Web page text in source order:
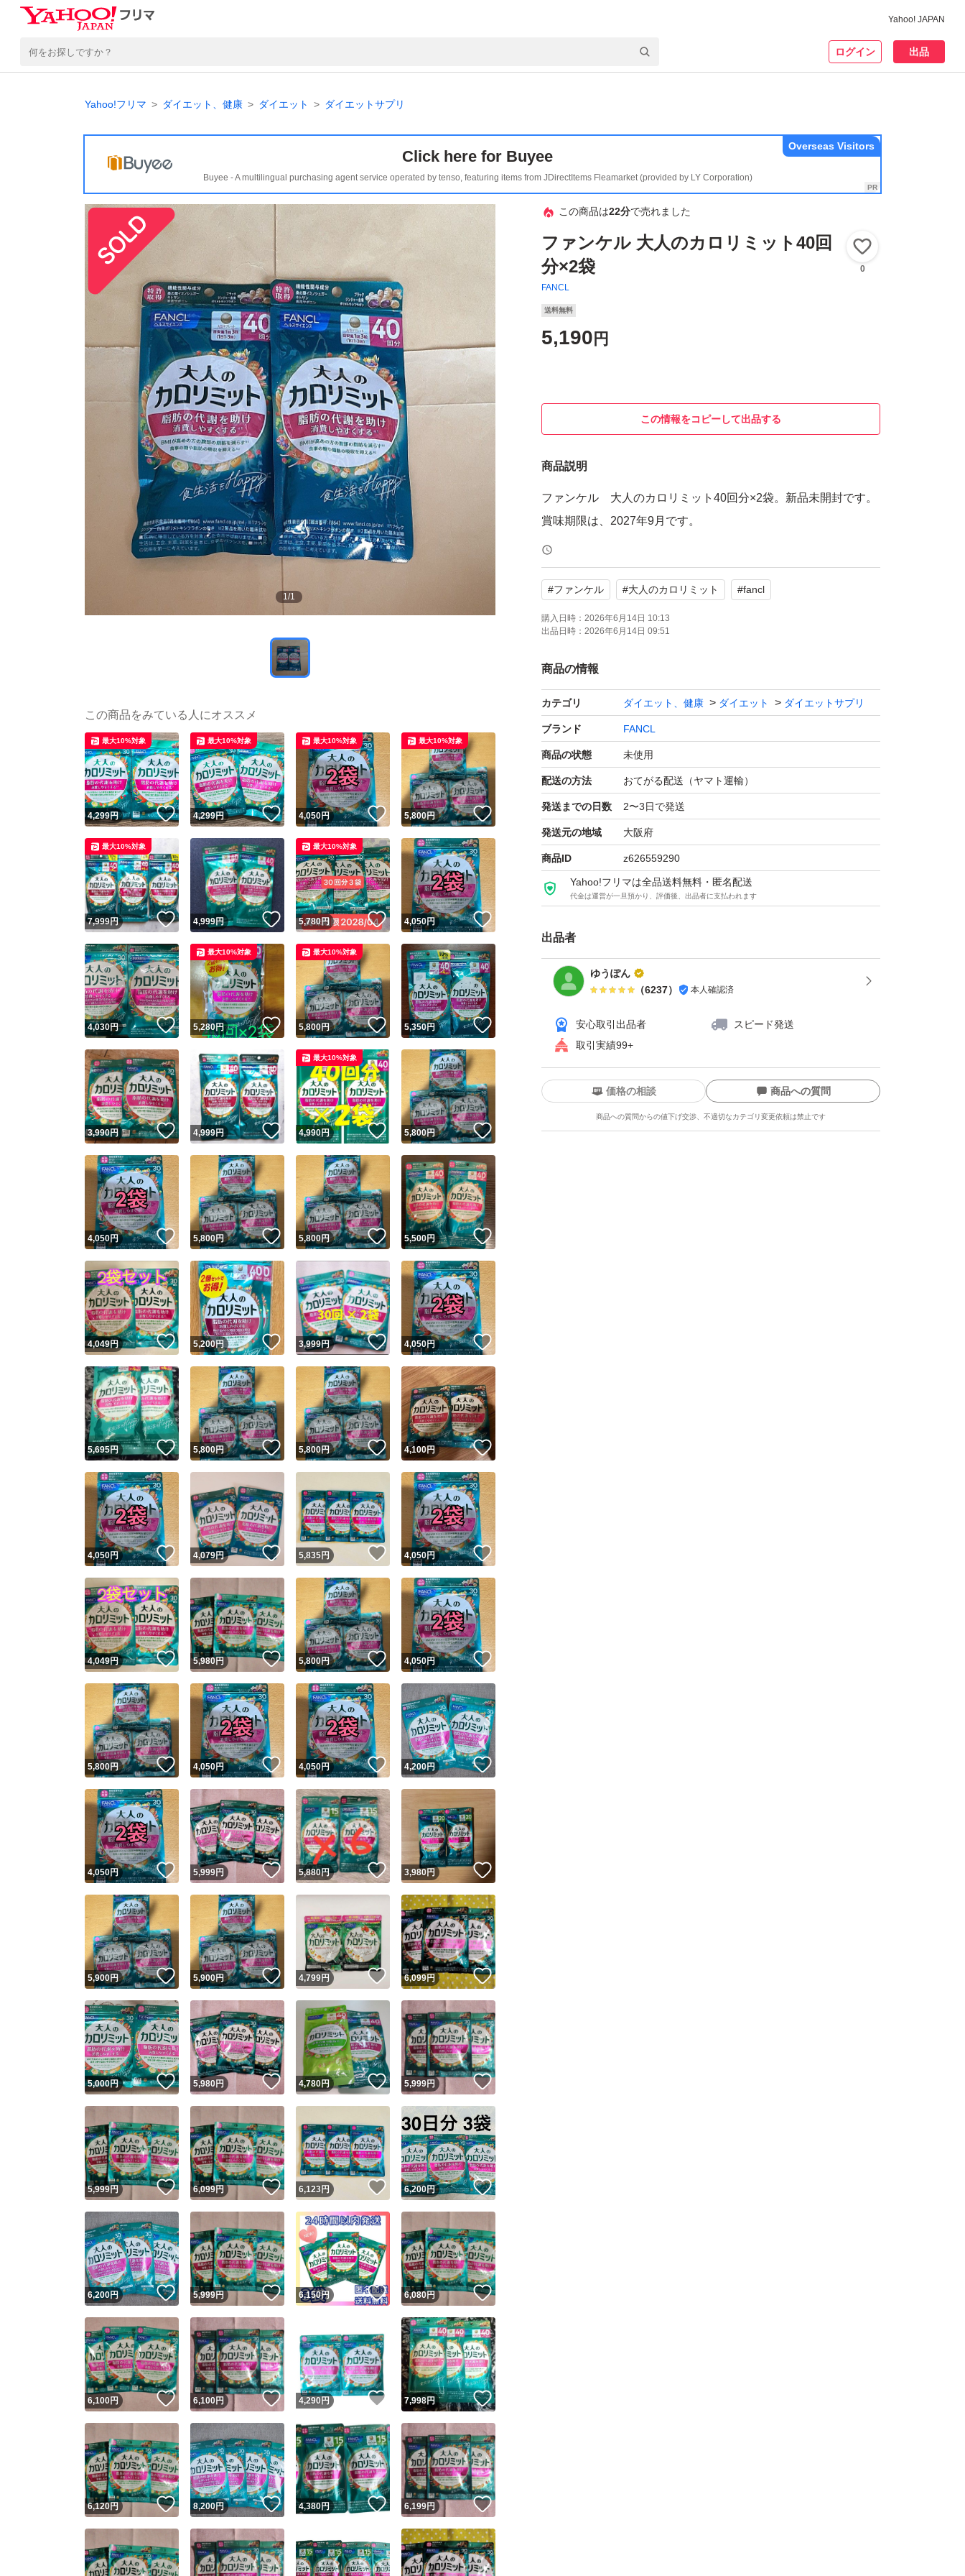
Yahoo! JAPAN
ログイン 出品
Yahoo!フリマ ダイエット、健康 ダイエット ダイエットサプリ
Click here for Buyee
Buyee - A multilingual purchasing agent service operated by tenso, featuring items from JDirectItems Fleamarket (provided by LY Corporation)
Overseas Visitors
1/1
この商品は22分で売れました
ファンケル 大人のカロリミット40回
分×2袋
FANCL
0
送料無料
5,190 円
この情報をコピーして出品する
商品説明
ファンケル 大人のカロリミット40回分×2袋。新品未開封です。
賞味期限は、2027年9月です。
#ファンケル #大人のカロリミット #fancl
購入日時： 2026年6月14日 10:13
出品日時： 2026年6月14日 09:51
商品の情報
カテゴリ ダイエット、健康 ダイエット ダイエットサプリ
ブランド FANCL
商品の状態 未使用
配送の方法 おてがる配送（ヤマト運輸）
発送までの日数 2〜3日で発送
発送元の地域 大阪府
商品ID z626559290
Yahoo!フリマは全品送料無料・匿名配送
代金は運営が一旦預かり、評価後、出品者に支払われます
出品者
ゆうぽん
（6237） 本人確認済
安心取引出品者
スピード発送
取引実績99+
ユーザーの実績について
Yahoo!フリマが定めた一定の基準を満たしたユーザーにバッジを付与しています
安心取引出品者
安心取引出品者 Yahoo!フリマの基準をクリアした安心・安全なユーザーです
取引実績
取引実績◯+ このユーザーはYahoo!フリマの取引を完了させた実績があります
他フリマ実績◯+ このユーザーは他フリマサービスでの取引実績があります
スピード&安心発送
※このバッジは実績に基づく表示であり、発送を保証しているものではありません
スピード＆安心発送
このユーザーは高頻度で24時間以内＆設定した発送日数内に発送してい
ます
スピード発送 このユーザーは高頻度で24時間以内に発送しています
安心発送 このユーザーは設定した発送日数内に発送しています
価格の相談 商品への質問
商品への質問からの値下げ交渉、不適切なカテゴリ変更依頼は禁止です
この商品の情報をコピーします
商品画像の 無断転載は禁止されています
コピーは1商品につき1回です
出品ページへ
キャンセル
この商品をみている人にオススメ
4,299円 いいね！
最大10%対象
4,299円 いいね！
最大10%対象
4,050円 いいね！
最大10%対象
5,800円
最大10%対象
7,999円 いいね！
最大10%対象
4,999円 いいね！
5,780円 いいね！
最大10%対象
4,050円 いいね！
4,030円 いいね！
5,280円 いいね！
最大10%対象
5,800円 いいね！
最大10%対象
5,350円
3,990円 いいね！
4,999円 いいね！
4,990円 いいね！
最大10%対象
5,800円
4,050円 いいね！
5,800円 いいね！
5,800円 いいね！
5,500円 いいね！
4,049円 いいね！
5,200円 いいね！
3,999円 いいね！
4,050円 いいね！
5,695円 いいね！
5,800円 いいね！
5,800円 いいね！
4,100円
4,050円 いいね！
4,079円 いいね！
5,835円 いいね！
4,050円 いいね！
4,049円 いいね！
5,980円 いいね！
5,800円 いいね！
4,050円 いいね！
5,800円 いいね！
4,050円 いいね！
4,050円 いいね！
4,200円 いいね！
4,050円 いいね！
5,999円 いいね！
5,880円 いいね！
3,980円
5,900円 いいね！
5,900円 いいね！
4,799円 いいね！
6,099円 いいね！
5,000円 いいね！
5,980円 いいね！
4,780円 いいね！
5,999円 いいね！
5,999円 いいね！
6,099円 いいね！
6,123円 いいね！
6,200円 いいね！
6,200円 いいね！
5,999円 いいね！
6,150円 いいね！
6,080円 いいね！
6,100円 いいね！
6,100円 いいね！
4,290 円 いいね！
7,998円 いいね！
6,120円 いいね！
8,200円 いいね！
4,380円 いいね！
6,199円 いいね！